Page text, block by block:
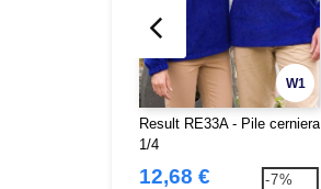
W1
Result RE33A - Pile cerniera
1/4
12,68 € -7%